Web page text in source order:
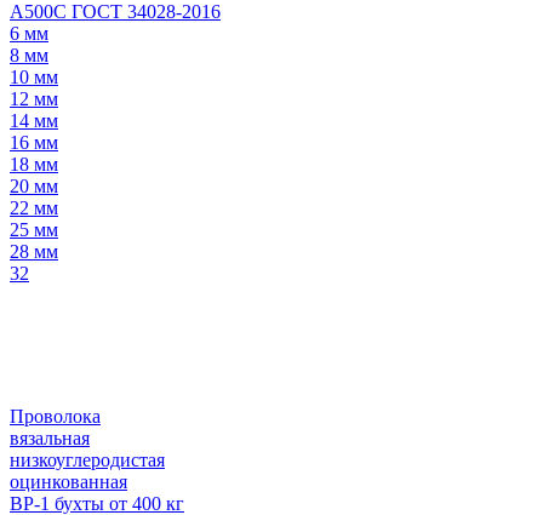
А500С ГОСТ 34028-2016
6 мм
8 мм
10 мм
12 мм
14 мм
16 мм
18 мм
20 мм
22 мм
25 мм
28 мм
32
Проволока
вязальная
низкоуглеродистая
оцинкованная
ВР-1 бухты от 400 кг